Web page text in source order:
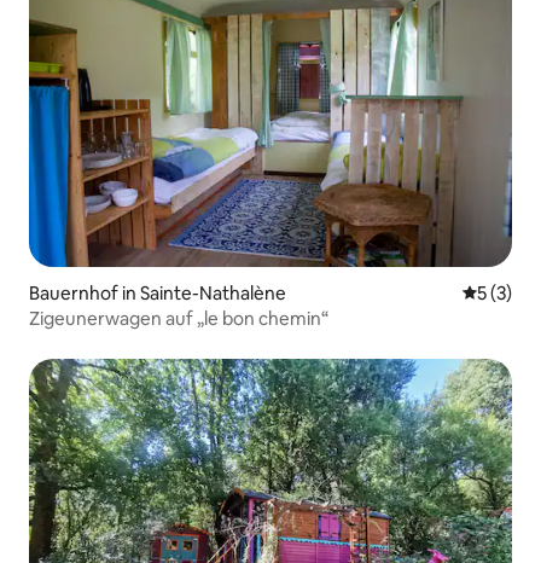
Bauernhof in Sainte-Nathalène
5 (3)
Zigeunerwagen auf „le bon chemin“